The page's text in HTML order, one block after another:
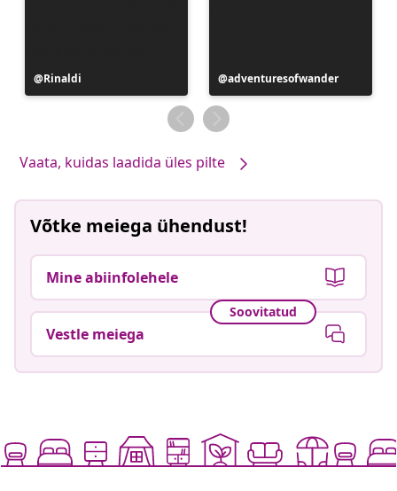
Postitus
avaldatud
Rinaldi
Postitus
avaldatud
adventuresofwander
Vaata, kuidas laadida üles pilte
Võtke meiega ühendust!
Mine abiinfolehele
Soovitatud
Vestle meiega